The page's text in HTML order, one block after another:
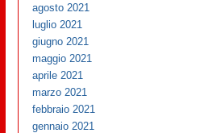
agosto 2021
luglio 2021
giugno 2021
maggio 2021
aprile 2021
marzo 2021
febbraio 2021
gennaio 2021